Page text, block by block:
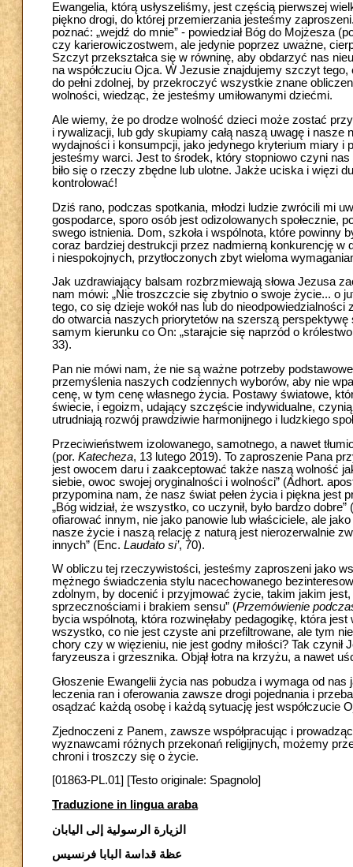
Ewangelia, którą usłyszeliśmy, jest częścią pierwszej
piękno drogi, do której przemierzania jesteśmy
poznać: „wejdź do mnie” - powiedział Bóg do Mojżesza
czy karierowiczostwem, ale jedynie poprzez uważne,
Szczyt przekształca się w równinę, aby obdarzyć nas
na współczuciu Ojca. W Jezusie znajdujemy szczyt
do pełni zdolnej, by przekroczyć wszystkie znane
wolności, wiedząc, że jesteśmy umiłowanymi dziećmi.
Ale wiemy, że po drodze wolność dzieci może zostać
i rywalizacji, lub gdy skupiamy całą naszą uwagę i
wydajności i konsumpcji, jako jedynego kryterium miary i
jesteśmy warci. Jest to środek, który stopniowo czyni
biło się o rzeczy zbędne lub ulotne. Jakże uciska i więzi
kontrolować!
Dziś rano, podczas spotkania, młodzi ludzie zwrócili mi
gospodarce, sporo osób jest odizolowanych społecznie,
swego istnienia. Dom, szkoła i wspólnota, które
coraz bardziej destrukcji przez nadmierną konkurencję
i niespokojnych, przytłoczonych zbyt wieloma
Jak uzdrawiający balsam rozbrzmiewają słowa Jezusa
nam mówi: „Nie troszczcie się zbytnio o swoje życie... o
tego, co się dzieje wokół nas lub do
do otwarcia naszych priorytetów na szerszą
samym kierunku co On: „starajcie się naprzód o
33).
Pan nie mówi nam, że nie są ważne potrzeby
przemyślenia naszych codziennych wyborów, aby nie
cenę, w tym cenę własnego życia. Postawy światowe,
świecie, i egoizm, udający szczęście indywidualne,
utrudniają rozwój prawdziwie harmonijnego i ludzkiego
Przeciwieństwem izolowanego, samotnego, a nawet
(por. Katecheza, 13 lutego 2019). To zaproszenie Pana
jest owocem daru i zaakceptować także naszą wolność
siebie, owoc swojej oryginalności i wolności” (Adhort.
przypomina nam, że nasz świat pełen życia i piękna jest
„Bóg widział, że wszystko, co uczynił, było bardzo dobre” (
ofiarować innym, nie jako panowie lub właściciele, ale
nasze życie i naszą relację z naturą jest nierozerwalnie
innych” (Enc. Laudato si’, 70).
W obliczu tej rzeczywistości, jesteśmy zaproszeni jako
mężnego świadczenia stylu nacechowanego
zdolnym, by docenić i przyjmować życie, takim jakim
sprzecznościami i brakiem sensu” (Przemówienie
bycia wspólnotą, która rozwinęłaby pedagogikę, która
wszystko, co nie jest czyste ani przefiltrowane, ale tym
chory czy w więzieniu, nie jest godny miłości? Tak czynił
faryzeusza i grzesznika. Objął łotra na krzyżu, a nawet
Głoszenie Ewangelii życia nas pobudza i wymaga od
leczenia ran i oferowania zawsze drogi pojednania i
osądzać każdą osobę i każdą sytuację jest współczucie
Zjednoczeni z Panem, zawsze współpracując i
wyznawcami różnych przekonań religijnych, możemy
chroni i troszczy się o życie.
[01863-PL.01] [Testo originale: Spagnolo]
Traduzione in lingua araba
الزيارة الرسولية إلى اليابان
عظة قداسة البابا فرنسيس